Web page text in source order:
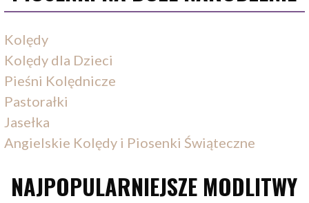
Kolędy
Kolędy dla Dzieci
Pieśni Kolędnicze
Pastorałki
Jasełka
Angielskie Kolędy i Piosenki Świąteczne
NAJPOPULARNIEJSZE MODLITWY